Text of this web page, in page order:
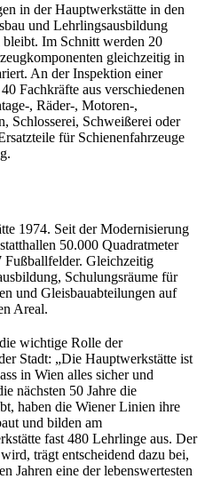
in der Hauptwerkstätte in den
und Lehrlingsausbildung
Im Schnitt werden 20
gleichzeitig in
An der Inspektion einer
Fachkräfte aus verschiedenen
, Räder-, Motoren-,
Schlosserei, Schweißerei oder
für Schienenfahrzeuge
1974. Seit der Modernisierung
50.000 Quadratmeter
Fußballfelder. Gleichzeitig
Schulungsräume für
und Gleisbauabteilungen auf
Areal.
wichtige Rolle der
Stadt: „Die Hauptwerkstätte ist
in Wien alles sicher und
nächsten 50 Jahre die
haben die Wiener Linien ihre
und bilden am
fast 480 Lehrlinge aus. Der
trägt entscheidend dazu bei,
Jahren eine der lebenswertesten